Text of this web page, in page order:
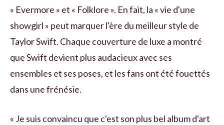
« Evermore » et « Folklore ». En fait, la « vie d'une
showgirl » peut marquer l'ère du meilleur style de
Taylor Swift. Chaque couverture de luxe a montré
que Swift devient plus audacieux avec ses
ensembles et ses poses, et les fans ont été fouettés
dans une frénésie.
« Je suis convaincu que c'est son plus bel album d'art